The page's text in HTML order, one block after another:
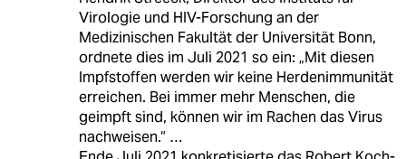
Virologie und HIV-Forschung an der
Medizinischen Fakultät der Universität Bonn,
ordnete dies im Juli 2021 so ein: „Mit diesen
Impfstoffen werden wir keine Herdenimmunität
erreichen. Bei immer mehr Menschen, die
geimpft sind, können wir im Rachen das Virus
nachweisen.“ …